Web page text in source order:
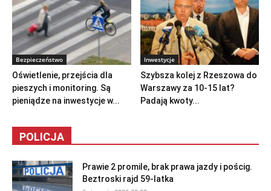
Bezpieczeństwo
Oświetlenie, przejścia dla
pieszych i monitoring. Są
pieniądze na inwestycje w...
Inwestycje
Szybsza kolej z Rzeszowa do
Warszawy za 10-15 lat?
Padają kwoty...
POLICJA
Prawie 2 promile, brak prawa jazdy i pościg.
Beztroski rajd 59-latka